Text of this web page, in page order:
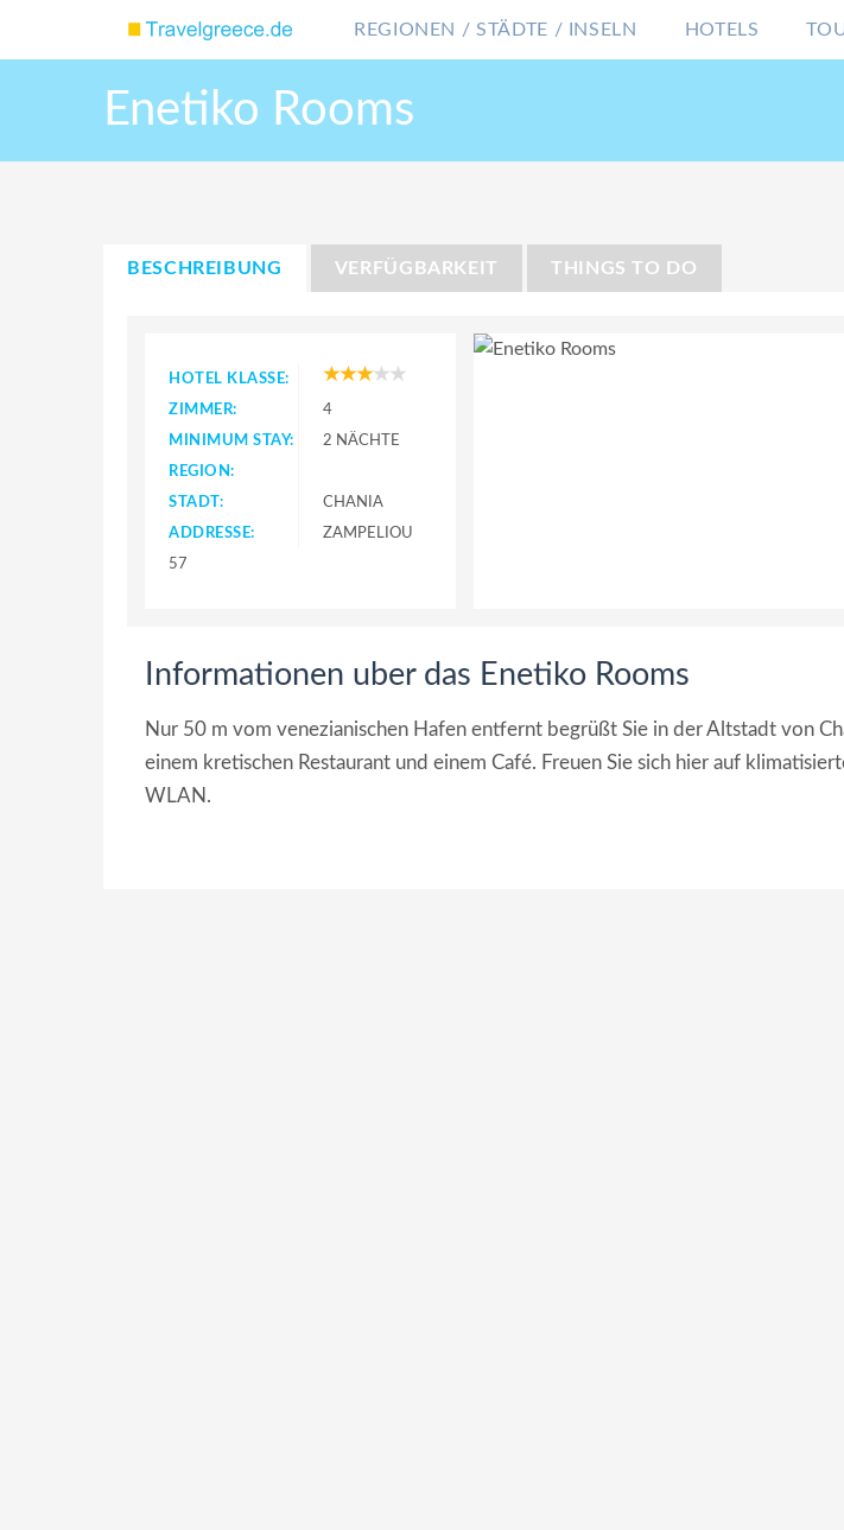
REGIONEN / STÄDTE / INSELN HOTELS
Enetiko Rooms
BESCHREIBUNG VERFÜGBARKEIT THINGS TO DO
HOTEL KLASSE:
ZIMMER:
4
MINIMUM STAY:
2 NÄCHTE
REGION:
STADT:
CHANIA
ADDRESSE:
ZAMPELIOU
57
Informationen uber das Enetiko Rooms
Nur 50 m vom venezianischen Hafen entfernt begrüßt Sie in der Altstadt von
einem kretischen Restaurant und einem Café. Freuen Sie sich hier auf
WLAN.